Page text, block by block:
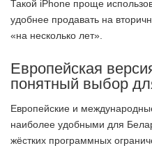
Такой iPhone проще
удобнее продавать на
«на несколько лет».
Европейская
понятный выбор
Европейские и
наиболее удобными для
жёстких программных